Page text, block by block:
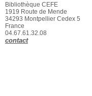
Bibliothèque CEFE
1919 Route de Mende
34293 Montpellier Cedex 5
France
04.67.61.32.08
contact